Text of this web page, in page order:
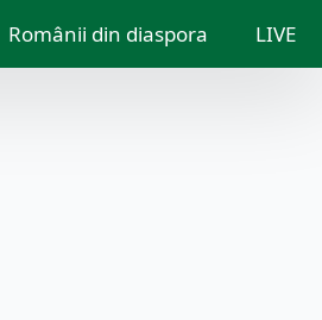
Românii din diaspora LIVE